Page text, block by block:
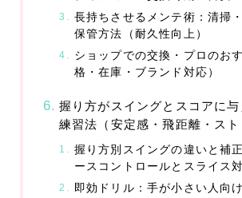
長持ちさせるメンテ術：清掃
保管方法（耐久性向上）
ショップでの交換・プロのお
格・在庫・ブランド対応）
握り方がスイングとスコアに与
練習法（安定感・飛距離・スト
握り方別スイングの違いと補
ースコントロールとスライス
即効ドリル：手が小さい人向